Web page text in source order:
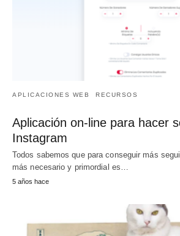
APLICACIONES WEB RECURSOS
Aplicación on-line para hacer
Instagram
Todos sabemos que para conseguir más
más necesario y primordial es…
5 años hace